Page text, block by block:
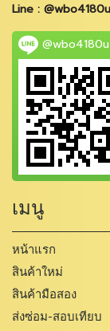
Line :
@wbo4180u
เมนู
หน้าแรก
สินค้าใหม่
สินค้ามือสอง
ส่งซ่อม-สอบเทียบ